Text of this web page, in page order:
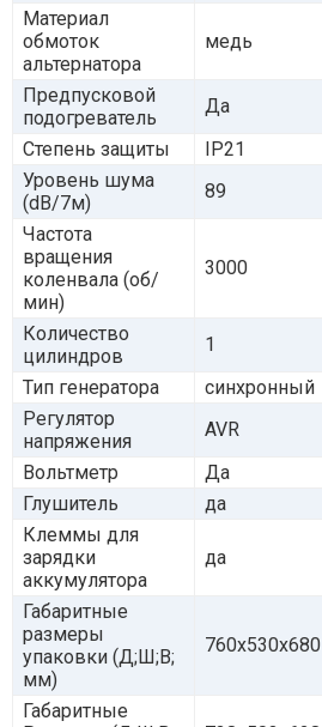
Материал
обмоток
альтернатора
медь
Предпусковой
подогреватель
Да
Степень защиты
IP21
Уровень шума
(dB/7м)
89
Частота
вращения
коленвала (об/
мин)
3000
Количество
цилиндров
1
Тип генератора
синхронный
Регулятор
напряжения
AVR
Вольтметр
Да
Глушитель
да
Клеммы для
зарядки
аккумулятора
да
Габаритные
размеры
упаковки (Д;Ш;В;
мм)
760х530х680
Габаритные